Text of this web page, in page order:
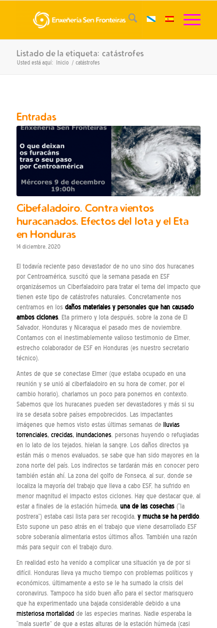
Listado de la etiqueta: catástrofes
Usted está aquí: Inicio / catástrofes
Entradas
Cibefaladoiro. Contra vientos
huracanados. Efectos del Iota y el Eta
en Honduras
14 diciembre, 2020
El todavía reciente paso devastador de no uno sino dos huracanes
por Centroamérica, suscitó que la semana pasada en ESF
organizásemos un Ciberfaladoiro para tratar el tema del impacto que
tienen este tipo de catástrofes naturales. Concretamente nos
centramos en los daños materiales y personales que han causado
ambos ciclones, Eta primero y Iota después, sobre la zona de El
Salvador, Honduras y Nicaragua el pasado mes de noviembre.
Contamos con el inestimablemente valioso testimonio de Elmer,
estrecho colaborador de ESF en Honduras (es nuestro secretario
técnico).
Antes de que se conectase Elmer (que estaba ocupado en una
reunión y se unió al ciberfaladoiro en su hora de comer, por el
cambio horario), charlamos un poco para ponernos en contexto.
Sabemos que los huracanes pueden ser devastadores y más si su
ira se desata sobre países empobrecidos. Las impactantes
imágenes que hemos visto estas últimas semanas de
lluvias
torrenciales, crecidas, inundaciones, personas huyendo o refugiadas
en lo lato de los tejados, hielan la sangre. Los daños directos ya
están más o menos evaluados, se sabe que han sido mayores en la
zona norte del país. Los indirectos se tardarán más en conocer pero
también están ahí. La zona del golfo de Fonseca, al sur, donde se
localiza la mayoría del trabajo que lleva a cabo ESF, ha sufrido en
menor magnitud el impacto estos ciclones. Hay que destacar que, al
estar a finales de la estación húmeda, una de las cosechas (“la
postrera”) estaba casi lista para ser recogida, y mucha se ha perdido.
Esto supone un paso atrás en el trabajo que viene desarrollado ESF
sobre soberanía alimentaria estos últimos años. También una razón
más para seguir con el trabajo duro.
En realidad esto ha venido a complicar una situación ya de por si
difícil. Honduras lleva ya mucho tiempo con problemas políticos y
económicos, últimamente a esto se le ha sumado la crisis del
coronavirus. Tampoco ha sido buen año para el sector marisquero
que ha experimentado una bajada considerable debido a una
misteriosa mortalidad de las especies marinas. Nadie esperaba la
“mala suerte” de que a estas alturas de la estación húmeda (casi